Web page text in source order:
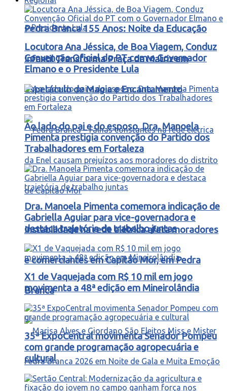
Pedra Branca 155 Anos: Noite da Educação
Infantil Transforma Praça da Matriz em
Espetáculo de Magia e Encantamento
Instabilidade na rede elétrica afeta moradores
e comerciantes em Capitão Mor, em Pedra
Branca
Locutora Ana Jéssica, de Boa Viagem, Conduz
Convenção Oficial do PT com o Governador
Elmano e o Presidente Lula
Ao lado do pai e do esposo, Dra. Manoela
Pimenta prestigia convenção do Partido dos
Trabalhadores em Fortaleza
Dra. Manoela Pimenta comemora indicação de
Gabriella Aguiar para vice-governadora e
destaca trajetória de trabalho juntas
X1 de Vaquejada com R$ 10 mil em jogo
movimenta a 48ª edição em Mineirolândia
35ª ExpoCentral movimenta Senador Pompeu
com grande programação agropecuária e
cultural